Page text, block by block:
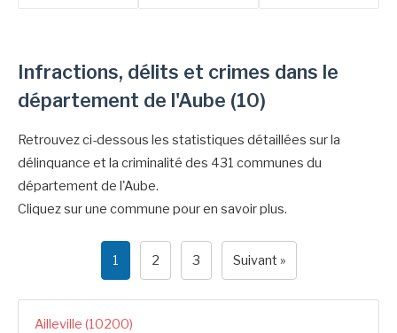
Infractions, délits et crimes dans le
département de l'Aube (10)
Retrouvez ci-dessous les statistiques détaillées sur la
délinquance et la criminalité des 431 communes du
département de l'Aube.
Cliquez sur une commune pour en savoir plus.
1 2 3 Suivant »
Ailleville (10200)